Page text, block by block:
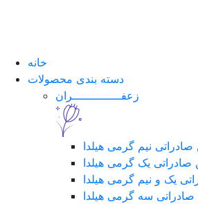
خانه
دسته بندی محصولات
زعفــــــــــــــران
نیم گرمی هیلدا
صادراتی یک گرمی هیلدا
یک و نیم گرمی هیلدا
سه گرمی هیلدا